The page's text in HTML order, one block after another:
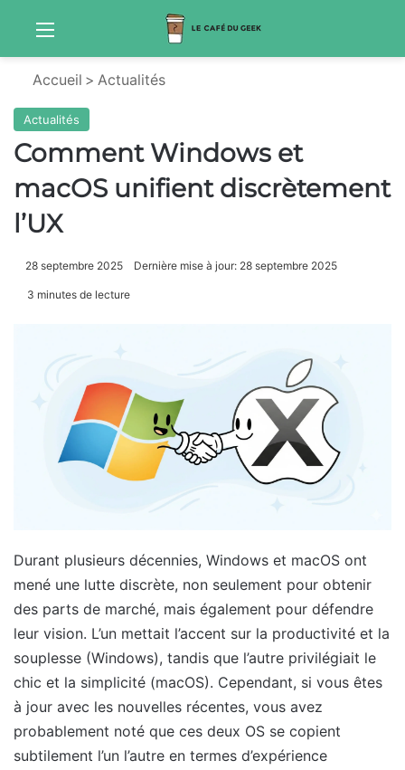
Menu
Accueil > Actualités
Actualités
Comment Windows et
macOS unifient discrètement
l’UX
28 septembre 2025 Dernière mise à jour: 28 septembre 2025
3 minutes de lecture
Durant plusieurs décennies, Windows et macOS ont
mené une lutte discrète, non seulement pour obtenir
des parts de marché, mais également pour défendre
leur vision. L’un mettait l’accent sur la productivité et la
souplesse (Windows), tandis que l’autre privilégiait le
chic et la simplicité (macOS). Cependant, si vous êtes
à jour avec les nouvelles récentes, vous avez
probablement noté que ces deux OS se copient
subtilement l’un l’autre en termes d’expérience